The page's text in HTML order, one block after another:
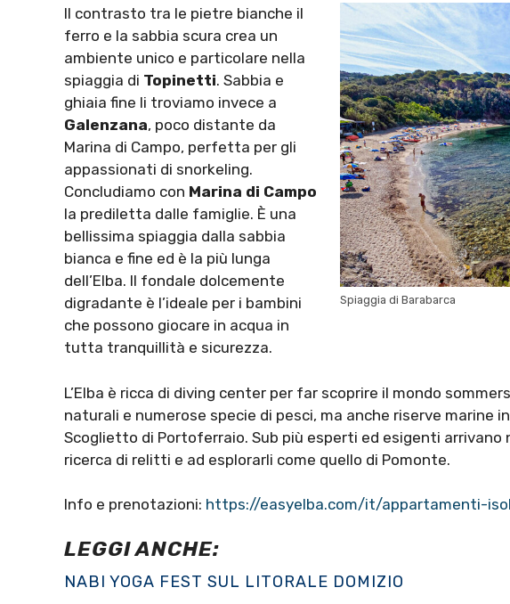
Spiaggia di Barabarca
Il contrasto tra le pietre bianche il
ferro e la sabbia scura crea un
ambiente unico e particolare nella
spiaggia di Topinetti. Sabbia e
ghiaia fine li troviamo invece a
Galenzana, poco distante da
Marina di Campo, perfetta per gli
appassionati di snorkeling.
Concludiamo con Marina di Campo
la prediletta dalle famiglie. È una
bellissima spiaggia dalla sabbia
bianca e fine ed è la più lunga
dell’Elba. Il fondale dolcemente
digradante è l’ideale per i bambini
che possono giocare in acqua in
tutta tranquillità e sicurezza.
L’Elba è ricca di diving center per far scoprire il mondo
naturali e numerose specie di pesci, ma anche riserve marine
Scoglietto di Portoferraio. Sub più esperti ed esigenti arrivano
ricerca di relitti e ad esplorarli come quello di Pomonte.
Info e prenotazioni: https://easyelba.com/it/appartamenti-
LEGGI ANCHE:
NABI YOGA FEST SUL LITORALE DOMIZIO